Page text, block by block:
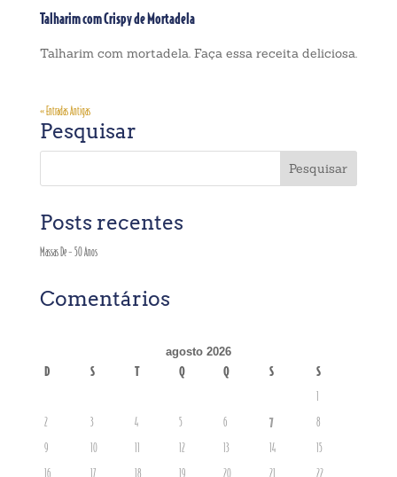
Talharim com Crispy de Mortadela
Talharim com mortadela. Faça essa receita deliciosa.
« Entradas Antigas
Pesquisar
Posts recentes
Massas De – 50 Anos
Comentários
agosto 2026
D S T Q Q S S
1
2
3 4 5 6 7
8
9
10 11 12 13 14
15
16
17 18 19 20 21 22